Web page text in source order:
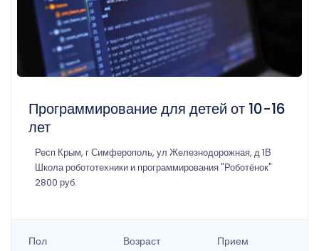
Программирование для детей от 10-16
лет
Респ Крым, г Симферополь, ул Железнодорожная, д 1В
Школа робототехники и программирования "Роботёнок"
2800 руб.
Пол Возраст Прием